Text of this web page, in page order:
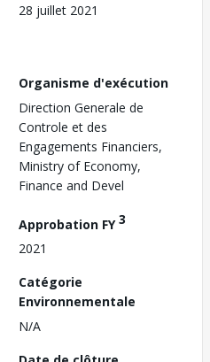
28 juillet 2021
Organisme d'exécution
Direction Generale de
Controle et des
Engagements Financiers,
Ministry of Economy,
Finance and Devel
Approbation FY3
2021
Catégorie
Environnementale
N/A